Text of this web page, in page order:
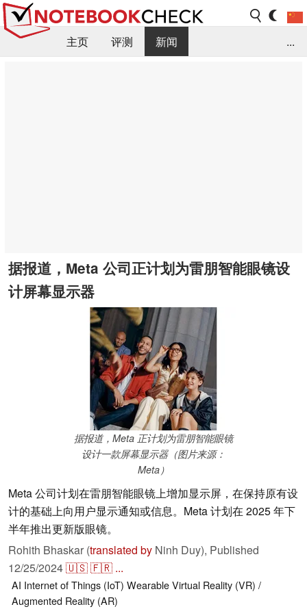
主页 评测
新闻
...
据报道，Meta 公司正计划为雷朋智能眼镜设
计屏幕显示器
据报道，Meta 正计划为雷朋智能眼镜
设计一款屏幕显示器（图片来源：
Meta）
Meta 公司计划在雷朋智能眼镜上增加显示屏，在保持原有设
计的基础上向用户显示通知或信息。Meta 计划在 2025 年下
半年推出更新版眼镜。
Rohith Bhaskar (translated by Ninh Duy), Published
12/25/2024🇺🇸🇫🇷 ...
AI Internet of Things (IoT) WearableVirtual Reality (VR) /
Augmented Reality (AR)